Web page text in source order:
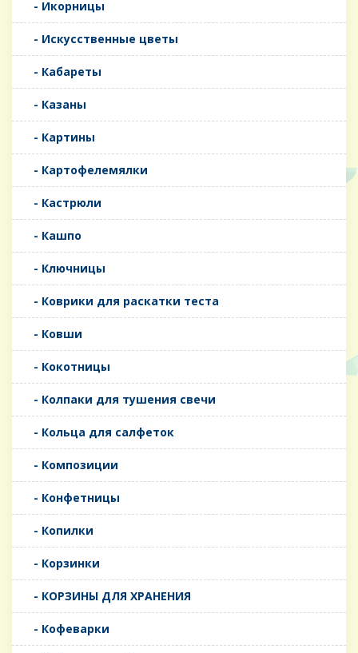
- Икорницы
- Искусственные цветы
- Кабареты
- Казаны
- Картины
- Картофелемялки
- Кастрюли
- Кашпо
- Ключницы
- Коврики для раскатки теста
- Ковши
- Кокотницы
- Колпаки для тушения свечи
- Кольца для салфеток
- Композиции
- Конфетницы
- Копилки
- Корзинки
- КОРЗИНЫ ДЛЯ ХРАНЕНИЯ
- Кофеварки